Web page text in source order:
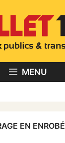
MENU
EN ENROBÉ